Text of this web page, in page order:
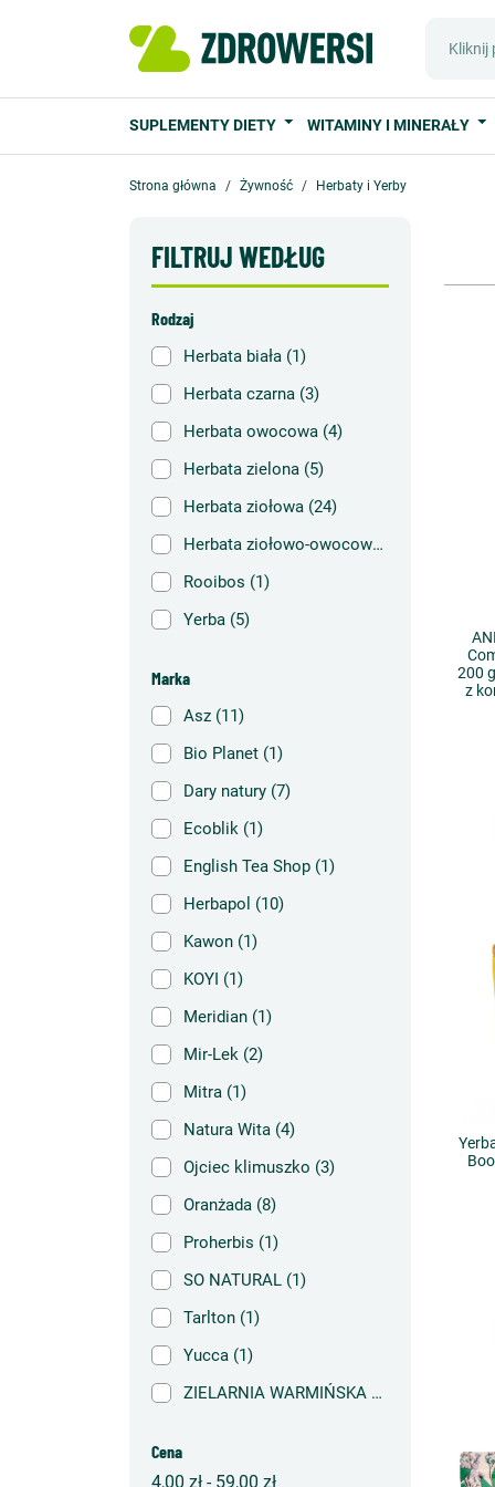
SUPLEMENTY DIETY WITAMINY I MINERAŁY
Strona główna Żywność Herbaty i Yerby
FILTRUJ WEDŁUG
Rodzaj
Herbata biała (1)
Herbata czarna (3)
Herbata owocowa (4)
Herbata zielona (5)
Herbata ziołowa (24)
Herbata ziołowo-owocowa
Rooibos (1)
Yerba (5)
Marka
Asz (11)
Bio Planet (1)
Dary natury (7)
Ecoblik (1)
English Tea Shop (1)
Herbapol (10)
Kawon (1)
KOYI (1)
Meridian (1)
Mir-Lek (2)
Mitra (1)
Natura Wita (4)
Ojciec klimuszko (3)
Oranżada (8)
Proherbis (1)
SO NATURAL (1)
Tarlton (1)
Yucca (1)
ZIELARNIA WARMIŃSKA
(1)
Cena
4,00 zł - 59,00 zł
200
z